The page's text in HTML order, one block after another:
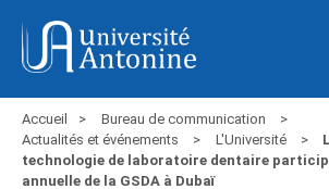
Accueil
Bureau de communication
Actualités et événements
L'Université
technologie de laboratoire dentaire
annuelle de la GSDA à Dubaï